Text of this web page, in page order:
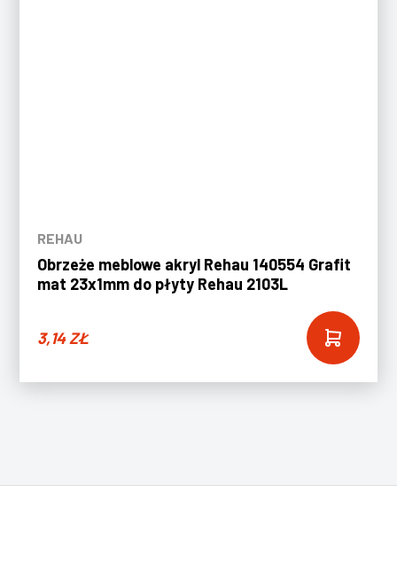
REHAU
Obrzeże meblowe akryl Rehau 140554 Grafit
mat 23x1mm do płyty Rehau 2103L
3,14ZŁ